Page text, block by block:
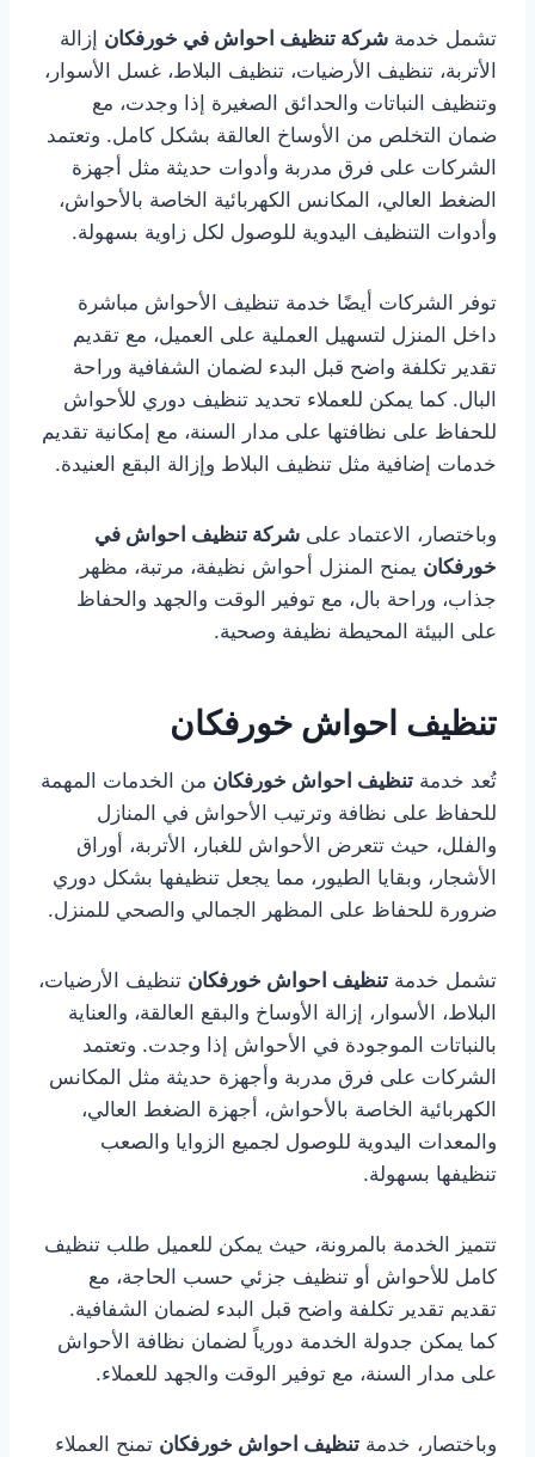
تشمل خدمة شركة تنظيف احواش في خورفكان إزالة
الأتربة، تنظيف الأرضيات، تنظيف البلاط، غسل الأسوار،
وتنظيف النباتات والحدائق الصغيرة إذا وجدت، مع
ضمان التخلص من الأوساخ العالقة بشكل كامل. وتعتمد
الشركات على فرق مدربة وأدوات حديثة مثل أجهزة
الضغط العالي، المكانس الكهربائية الخاصة بالأحواش،
وأدوات التنظيف اليدوية للوصول لكل زاوية بسهولة.
توفر الشركات أيضًا خدمة تنظيف الأحواش مباشرة
داخل المنزل لتسهيل العملية على العميل، مع تقديم
تقدير تكلفة واضح قبل البدء لضمان الشفافية وراحة
البال. كما يمكن للعملاء تحديد تنظيف دوري للأحواش
للحفاظ على نظافتها على مدار السنة، مع إمكانية تقديم
خدمات إضافية مثل تنظيف البلاط وإزالة البقع العنيدة.
وباختصار، الاعتماد على شركة تنظيف احواش في
خورفكان يمنح المنزل أحواش نظيفة، مرتبة، مظهر
جذاب، وراحة بال، مع توفير الوقت والجهد والحفاظ
على البيئة المحيطة نظيفة وصحية.
تنظيف احواش خورفكان
تُعد خدمة تنظيف احواش خورفكان من الخدمات المهمة
للحفاظ على نظافة وترتيب الأحواش في المنازل
والفلل، حيث تتعرض الأحواش للغبار، الأتربة، أوراق
الأشجار، وبقايا الطيور، مما يجعل تنظيفها بشكل دوري
ضرورة للحفاظ على المظهر الجمالي والصحي للمنزل.
تشمل خدمة تنظيف احواش خورفكان تنظيف الأرضيات،
البلاط، الأسوار، إزالة الأوساخ والبقع العالقة، والعناية
بالنباتات الموجودة في الأحواش إذا وجدت. وتعتمد
الشركات على فرق مدربة وأجهزة حديثة مثل المكانس
الكهربائية الخاصة بالأحواش، أجهزة الضغط العالي،
والمعدات اليدوية للوصول لجميع الزوايا والصعب
تنظيفها بسهولة.
تتميز الخدمة بالمرونة، حيث يمكن للعميل طلب تنظيف
كامل للأحواش أو تنظيف جزئي حسب الحاجة، مع
تقديم تقدير تكلفة واضح قبل البدء لضمان الشفافية.
كما يمكن جدولة الخدمة دورياً لضمان نظافة الأحواش
على مدار السنة، مع توفير الوقت والجهد للعملاء.
وباختصار، خدمة تنظيف احواش خورفكان تمنح العملاء